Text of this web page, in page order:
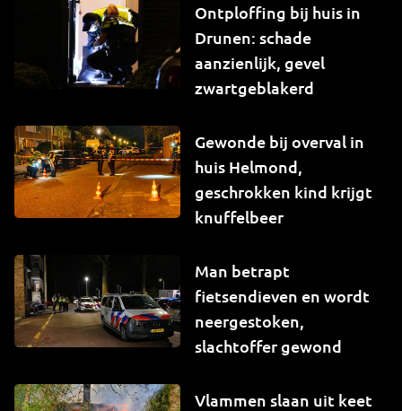
Ontploffing bij huis in
Drunen: schade
aanzienlijk, gevel
zwartgeblakerd
Gewonde bij overval in
huis Helmond,
geschrokken kind krijgt
knuffelbeer
Man betrapt
fietsendieven en wordt
neergestoken,
slachtoffer gewond
Vlammen slaan uit keet